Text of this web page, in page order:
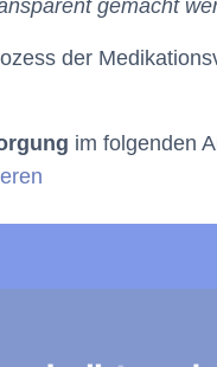
gemacht
der
im folgenden